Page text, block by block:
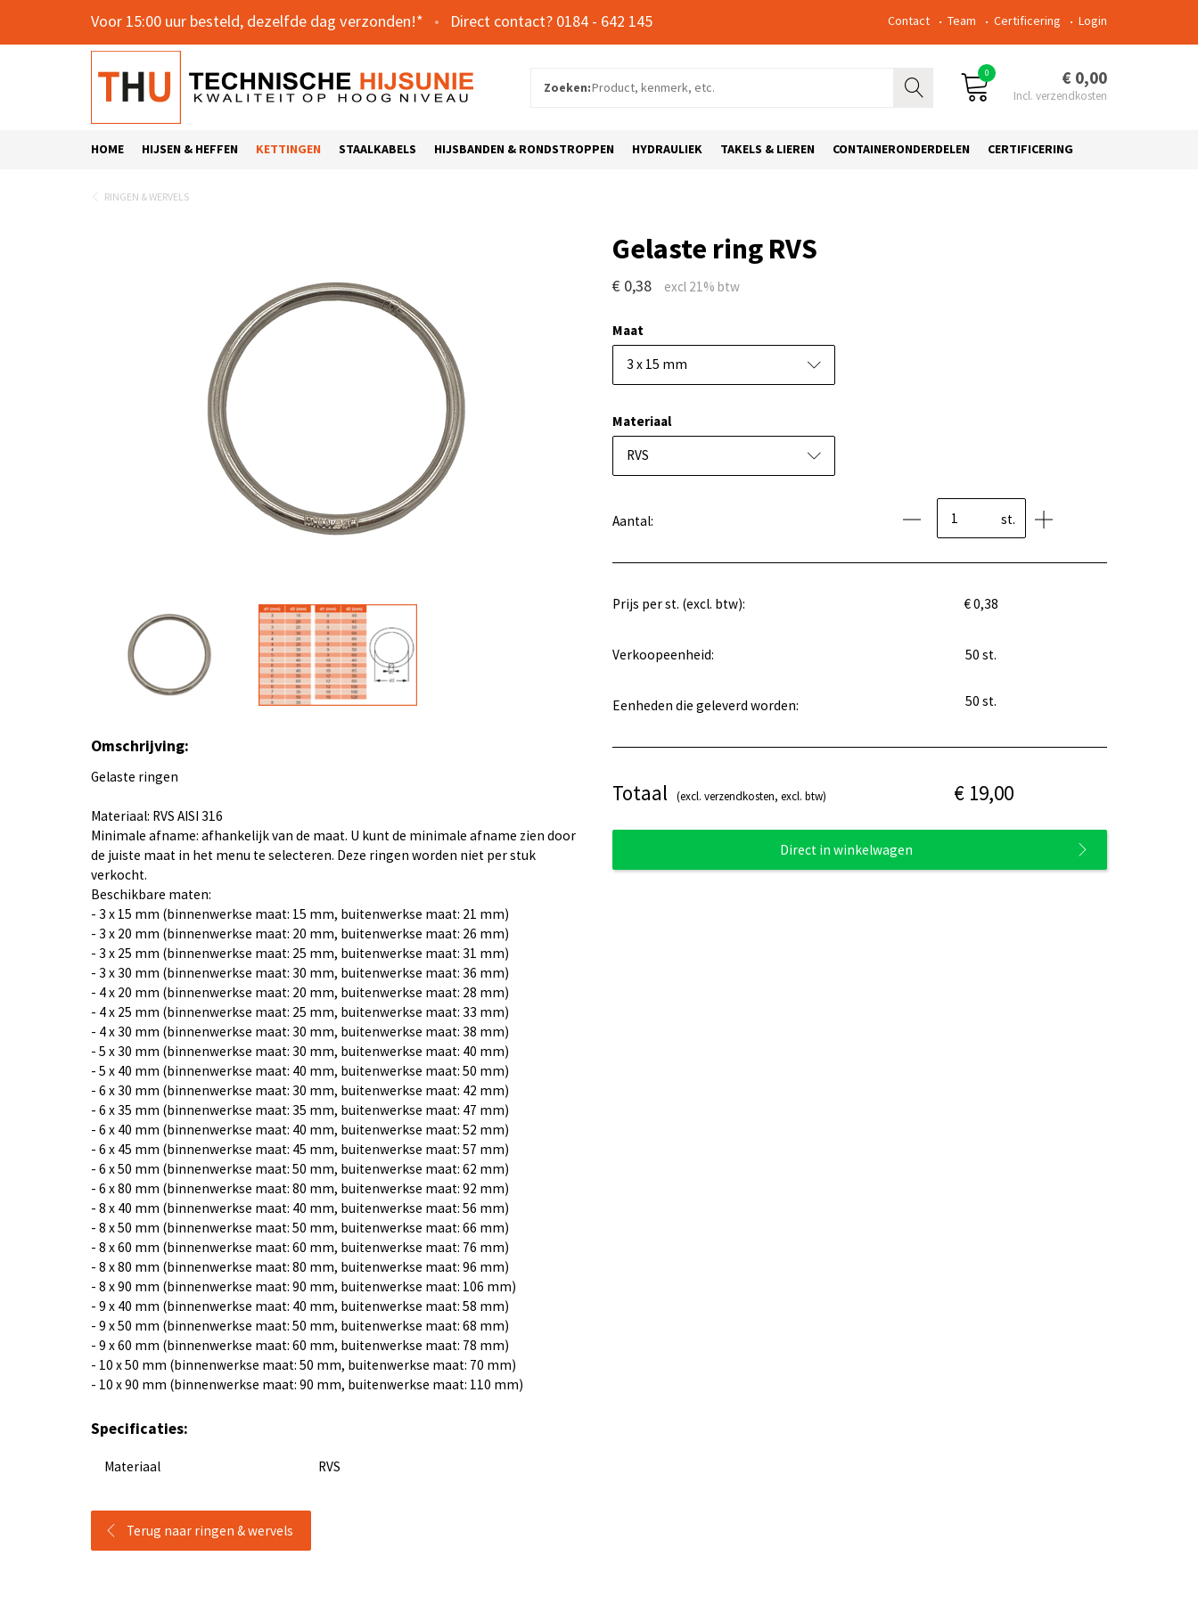
Voor 15:00 uur besteld, dezelfde dag verzonden!* 0184 - 642 145 Contact Team Certificering Login
Zoeken:
0 € 0,00
HOME HIJSEN & HEFFEN KETTINGEN STAALKABELS HIJSBANDEN & RONDSTROPPEN HYDRAULIEK TAKELS & LIEREN CONTAINERONDERDELEN CERTIFICERING
RINGEN & WERVELS
Omschrijving:
Gelaste ringen
Materiaal: RVS AISI 316
Minimale afname: afhankelijk van de maat. U kunt de minimale afname zien door
de juiste maat in het menu te selecteren. Deze ringen worden niet per stuk
verkocht.
Beschikbare maten:
- 3 x 15 mm (binnenwerkse maat: 15 mm, buitenwerkse maat: 21 mm)
- 3 x 20 mm (binnenwerkse maat: 20 mm, buitenwerkse maat: 26 mm)
- 3 x 25 mm (binnenwerkse maat: 25 mm, buitenwerkse maat: 31 mm)
- 3 x 30 mm (binnenwerkse maat: 30 mm, buitenwerkse maat: 36 mm)
- 4 x 20 mm (binnenwerkse maat: 20 mm, buitenwerkse maat: 28 mm)
- 4 x 25 mm (binnenwerkse maat: 25 mm, buitenwerkse maat: 33 mm)
- 4 x 30 mm (binnenwerkse maat: 30 mm, buitenwerkse maat: 38 mm)
- 5 x 30 mm (binnenwerkse maat: 30 mm, buitenwerkse maat: 40 mm)
- 5 x 40 mm (binnenwerkse maat: 40 mm, buitenwerkse maat: 50 mm)
- 6 x 30 mm (binnenwerkse maat: 30 mm, buitenwerkse maat: 42 mm)
- 6 x 35 mm (binnenwerkse maat: 35 mm, buitenwerkse maat: 47 mm)
- 6 x 40 mm (binnenwerkse maat: 40 mm, buitenwerkse maat: 52 mm)
- 6 x 45 mm (binnenwerkse maat: 45 mm, buitenwerkse maat: 57 mm)
- 6 x 50 mm (binnenwerkse maat: 50 mm, buitenwerkse maat: 62 mm)
- 6 x 80 mm (binnenwerkse maat: 80 mm, buitenwerkse maat: 92 mm)
- 8 x 40 mm (binnenwerkse maat: 40 mm, buitenwerkse maat: 56 mm)
- 8 x 50 mm (binnenwerkse maat: 50 mm, buitenwerkse maat: 66 mm)
- 8 x 60 mm (binnenwerkse maat: 60 mm, buitenwerkse maat: 76 mm)
- 8 x 80 mm (binnenwerkse maat: 80 mm, buitenwerkse maat: 96 mm)
- 8 x 90 mm (binnenwerkse maat: 90 mm, buitenwerkse maat: 106 mm)
- 9 x 40 mm (binnenwerkse maat: 40 mm, buitenwerkse maat: 58 mm)
- 9 x 50 mm (binnenwerkse maat: 50 mm, buitenwerkse maat: 68 mm)
- 9 x 60 mm (binnenwerkse maat: 60 mm, buitenwerkse maat: 78 mm)
- 10 x 50 mm (binnenwerkse maat: 50 mm, buitenwerkse maat: 70 mm)
- 10 x 90 mm (binnenwerkse maat: 90 mm, buitenwerkse maat: 110 mm)
Specificaties:
Materiaal RVS
Terug naar ringen & wervels
Gelaste ring RVS
€ 0,38
Maat
3 x 15 mm
Materiaal
RVS
Aantal: st.
Prijs per st. (excl. btw): € 0,38
Verkoopeenheid: 50 st.
Eenheden die geleverd worden: 50 st.
Totaal (excl. verzendkosten, excl. btw) € 19,00
Direct in winkelwagen